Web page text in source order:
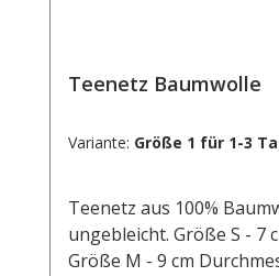
Teenetz Baumwolle
Variante: Größe 1 für 1-3
Teenetz aus 100%
ungebleicht. Größe S - 7 cm Durchmesser
Größe M - 9 cm